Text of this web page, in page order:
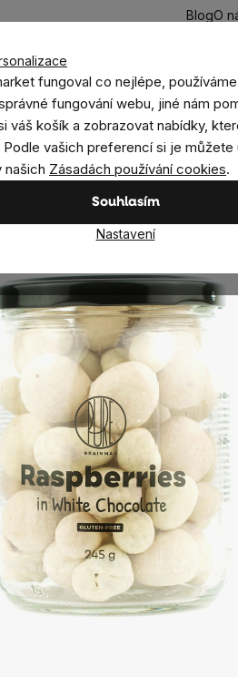
fungoval co nejlépe,
fungování webu, jiné nám
váš košík a zobrazovat nabídky,
Podle vašich preferencí si je můžete
našich Zásadách používání cookies.
Souhlasím
Nastavení
BlogO
Hledat
CíleDoplňky stravy a výživa
Sladké snacky a slané krekry